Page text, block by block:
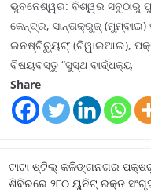
ଭୁବନେଶ୍ୱର: ବିଶ୍ୱର ସବୁଠାରୁ
କେନ୍ଦ୍ର, ସାନ୍ତାକ୍ରୁଜ୍
ଇନଷ୍ଟିଚ୍ୟୁଟ୍‌’ (ଟିୱାଇଆଇ),
ବିଷୟବସ୍ତୁ “ସୁସ୍ଥ ବାର୍ଦ୍ଧକ୍ୟ
Share
ଟାଟା ଷ୍ଟିଲ୍‌ କଳିଙ୍ଗନଗର
ଶିବିରରେ ୨୮୦ ୟୁନିଟ୍‌ ରକ୍ତ